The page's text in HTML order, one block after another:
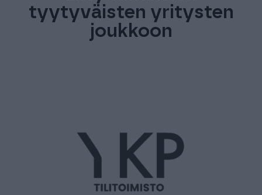
tyytyväisten yritysten
joukkoon